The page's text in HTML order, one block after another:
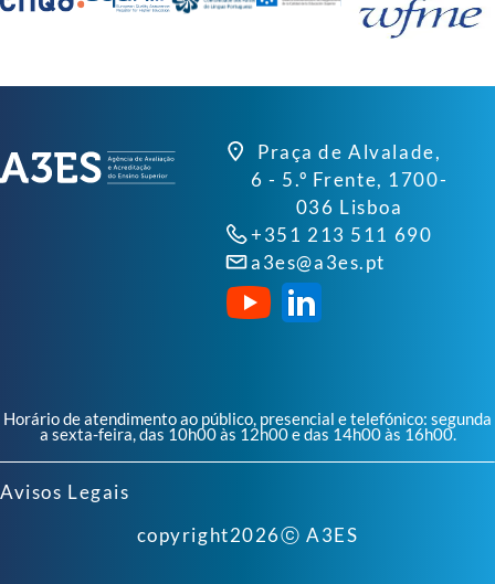
Praça de Alvalade,
6 - 5.º Frente, 1700-
036 Lisboa
+351 213 511 690
a3es@a3es.pt
Horário de atendimento ao público, presencial e telefónico: segunda
a sexta-feira, das 10h00 às 12h00 e das 14h00 às 16h00.
Avisos Legais
copyright2026ⓒ A3ES